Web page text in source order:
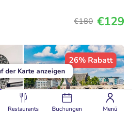
Restaurants Buchungen Menü
der Karte anzeigen
€180 €129
26% Rabatt